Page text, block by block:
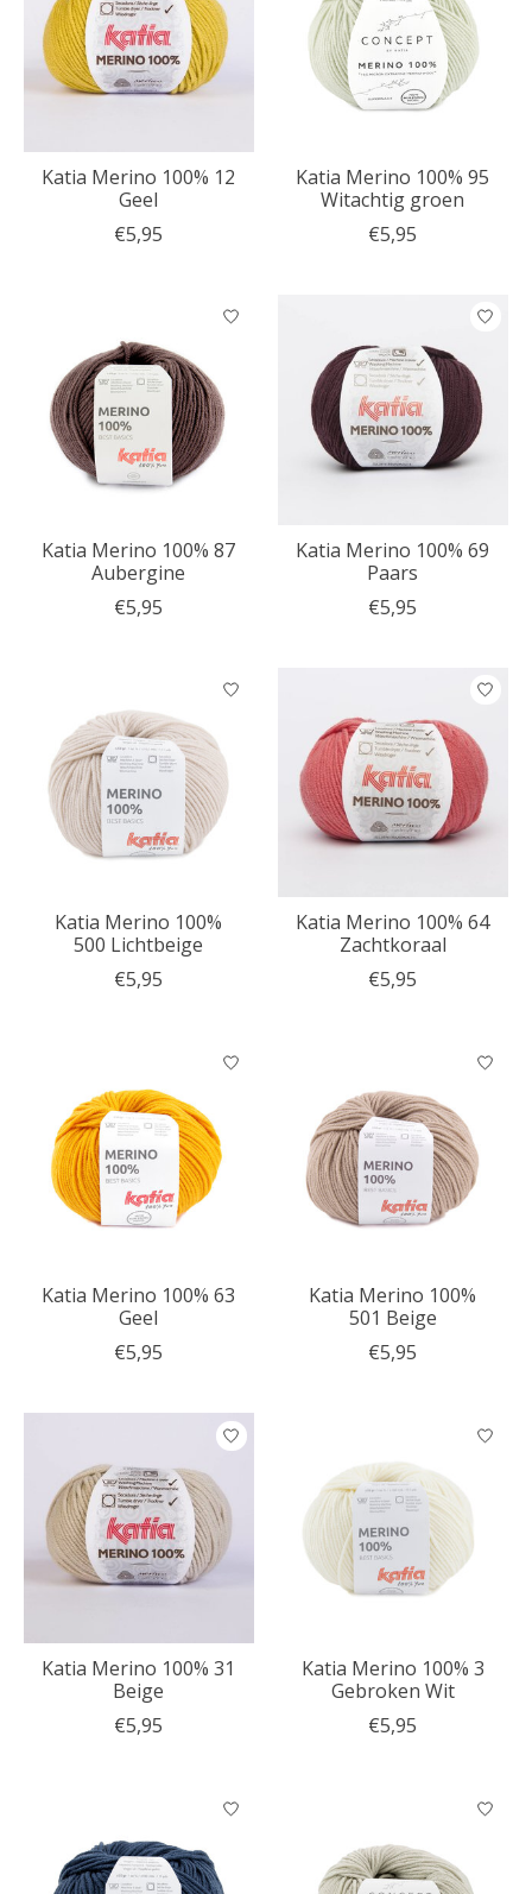
Katia Merino 100% 12
Geel
€5,95
Katia Merino 100% 95
Witachtig groen
€5,95
Katia Merino 100% 87
Aubergine
€5,95
Katia Merino 100% 69
Paars
€5,95
Katia Merino 100%
500 Lichtbeige
€5,95
Katia Merino 100% 64
Zachtkoraal
€5,95
Katia Merino 100% 63
Geel
€5,95
Katia Merino 100%
501 Beige
€5,95
Katia Merino 100% 31
Beige
€5,95
Katia Merino 100% 3
Gebroken Wit
€5,95